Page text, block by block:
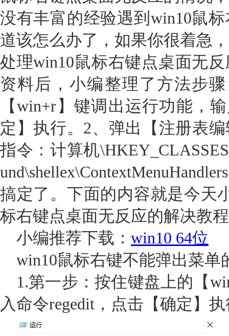
没有丰富的经验遇到win10鼠
道该怎么办了，如果你很着急
处理win10鼠标右键点桌面无
资料后，小编整理了方法步
【win+r】键调出运行功能，
定】执行。2、弹出【注册表
指令：计算机
搞定了。下面的内容就是今天
标右键点桌面无反应的解决教
小编推荐下载： win10 64位
win10鼠标右键不能弹出菜单
1.第一步：按住键盘上的【
入命令regedit，点击【确定】